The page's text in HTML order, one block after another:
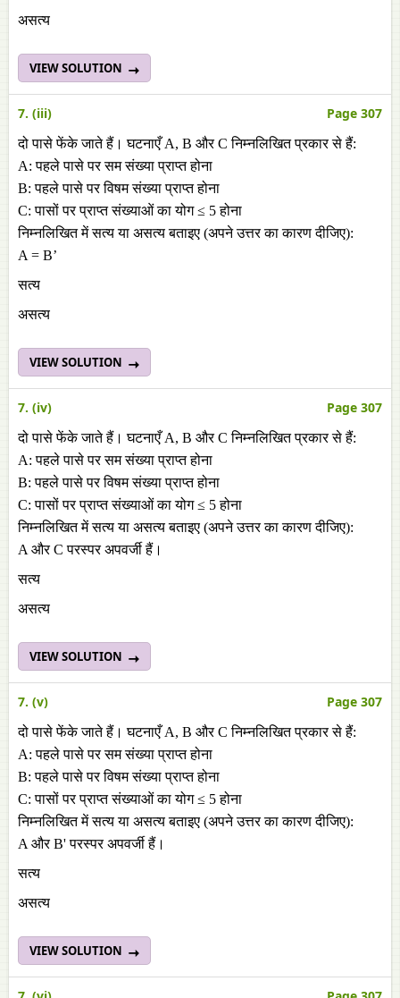
असत्य
VIEW SOLUTION
7. (iii) Page 307
दो पासे फेंके जाते हैं। घटनाएँ A, B और C निम्नलिखित प्रकार से हैं:
A: पहले पासे पर सम संख्या प्राप्त होना
B: पहले पासे पर विषम संख्या प्राप्त होना
C: पासों पर प्राप्त संख्याओं का योग ≤ 5 होना
निम्नलिखित में सत्य या असत्य बताइए (अपने उत्तर का कारण दीजिए):
A = B’
सत्य
असत्य
VIEW SOLUTION
7. (iv) Page 307
दो पासे फेंके जाते हैं। घटनाएँ A, B और C निम्नलिखित प्रकार से हैं:
A: पहले पासे पर सम संख्या प्राप्त होना
B: पहले पासे पर विषम संख्या प्राप्त होना
C: पासों पर प्राप्त संख्याओं का योग ≤ 5 होना
निम्नलिखित में सत्य या असत्य बताइए (अपने उत्तर का कारण दीजिए):
A और C परस्पर अपवर्जी हैं।
सत्य
असत्य
VIEW SOLUTION
7. (v) Page 307
दो पासे फेंके जाते हैं। घटनाएँ A, B और C निम्नलिखित प्रकार से हैं:
A: पहले पासे पर सम संख्या प्राप्त होना
B: पहले पासे पर विषम संख्या प्राप्त होना
C: पासों पर प्राप्त संख्याओं का योग ≤ 5 होना
निम्नलिखित में सत्य या असत्य बताइए (अपने उत्तर का कारण दीजिए):
A और B' परस्पर अपवर्जी हैं।
सत्य
असत्य
VIEW SOLUTION